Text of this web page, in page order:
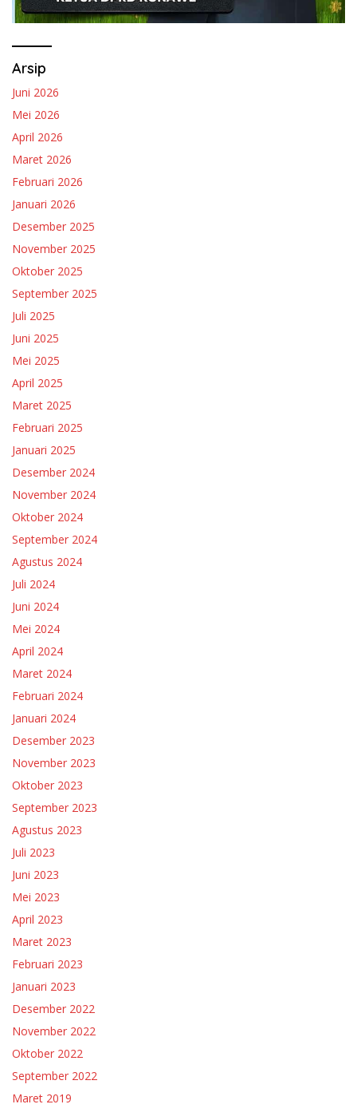
Arsip
Juni 2026
Mei 2026
April 2026
Maret 2026
Februari 2026
Januari 2026
Desember 2025
November 2025
Oktober 2025
September 2025
Juli 2025
Juni 2025
Mei 2025
April 2025
Maret 2025
Februari 2025
Januari 2025
Desember 2024
November 2024
Oktober 2024
September 2024
Agustus 2024
Juli 2024
Juni 2024
Mei 2024
April 2024
Maret 2024
Februari 2024
Januari 2024
Desember 2023
November 2023
Oktober 2023
September 2023
Agustus 2023
Juli 2023
Juni 2023
Mei 2023
April 2023
Maret 2023
Februari 2023
Januari 2023
Desember 2022
November 2022
Oktober 2022
September 2022
Maret 2019